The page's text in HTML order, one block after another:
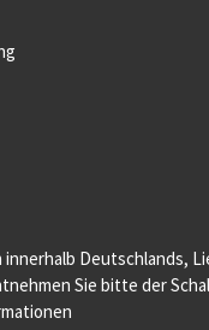
Deutschlands,
Sie bitte der